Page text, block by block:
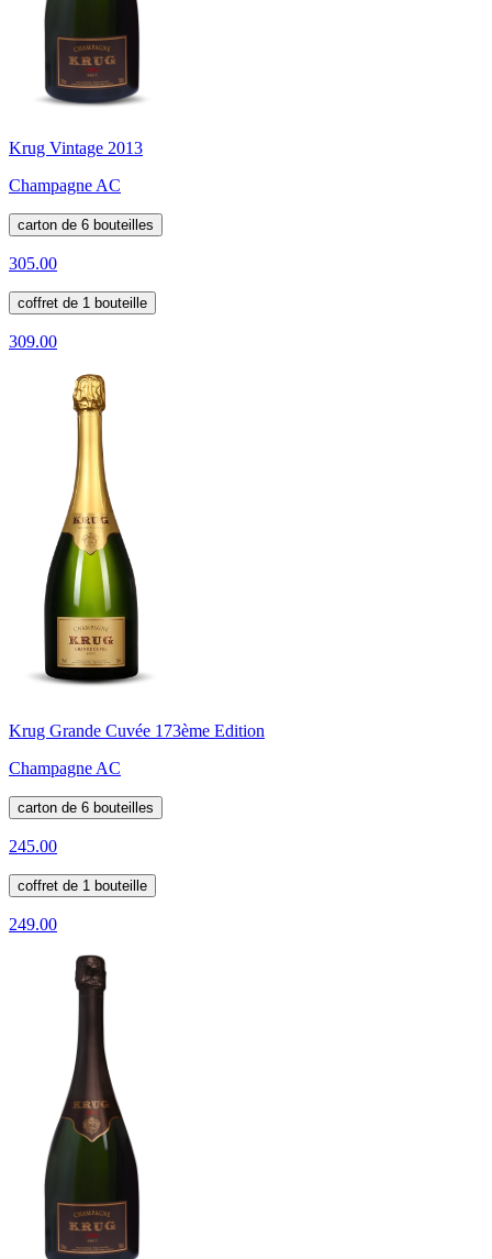
Krug Vintage 2013
Champagne AC
carton de 6 bouteilles
305.00
coffret de 1 bouteille
309.00
Krug Grande Cuvée 173ème Edition
Champagne AC
carton de 6 bouteilles
245.00
coffret de 1 bouteille
249.00